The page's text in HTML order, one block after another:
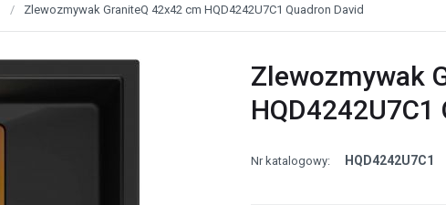
Zlewozmywak GraniteQ 42x42 cm HQD4242U7C1 Quadron David
Zlewozmywak
Nr katalogowy: HQD4242U7C1